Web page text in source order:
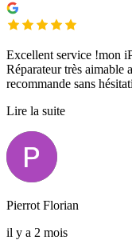
Excellent service !mon
Réparateur très aimable
recommande sans
Lire la suite
Pierrot Florian
il y a 2 mois